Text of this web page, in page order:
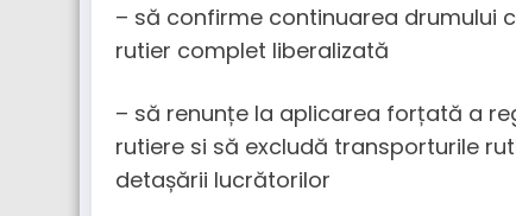
– să confirme continuarea drumului
rutier complet liberalizată
– să renunțe la aplicarea forțată a
rutiere si să excludă transporturile
detașării lucrătorilor